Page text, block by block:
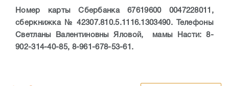
Номер карты Сбербанка 67619600 0047228011,
сберкнижка № 42307.810.5.1116.1303490. Телефоны
Светланы Валентиновны Яловой, мамы Насти: 8-
902-314-40-85, 8-961-678-53-61.